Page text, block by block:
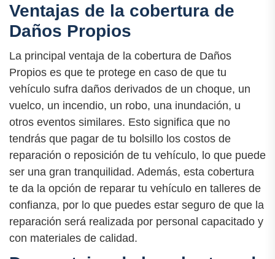
Ventajas de la cobertura de
Daños Propios
La principal ventaja de la cobertura de Daños
Propios es que te protege en caso de que tu
vehículo sufra daños derivados de un choque, un
vuelco, un incendio, un robo, una inundación, u
otros eventos similares. Esto significa que no
tendrás que pagar de tu bolsillo los costos de
reparación o reposición de tu vehículo, lo que puede
ser una gran tranquilidad. Además, esta cobertura
te da la opción de reparar tu vehículo en talleres de
confianza, por lo que puedes estar seguro de que la
reparación será realizada por personal capacitado y
con materiales de calidad.